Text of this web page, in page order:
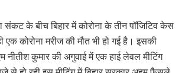
संकट के बीच बिहार में कोरोना के तीन पॉजिटिव केस
कोरोना मरीज की मौत भी हो गई है। इसकी
नीतीश कुमार की अगुवाई में एक हाई लेवल मीटिंग